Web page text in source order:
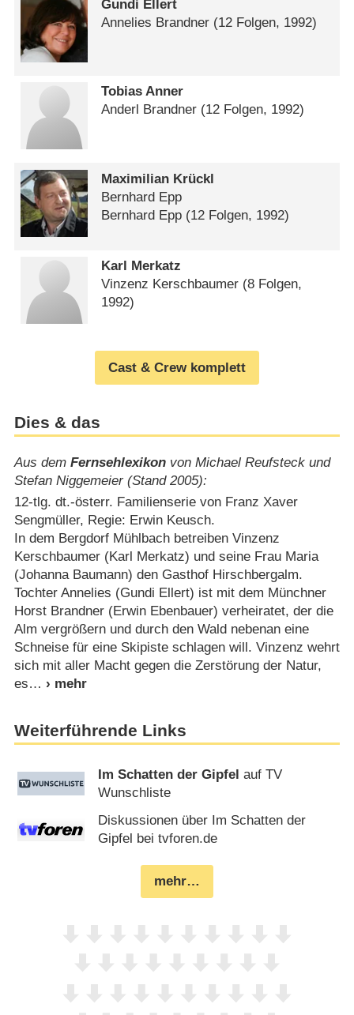
Gundi Ellert
Annelies Brandner (12 Folgen, 1992)
Tobias Anner
Anderl Brandner (12 Folgen, 1992)
Maximilian Krückl
Bernhard Epp
Bernhard Epp (12 Folgen, 1992)
Karl Merkatz
Vinzenz Kerschbaumer (8 Folgen,
1992)
Cast & Crew komplett
Dies & das
Aus dem Fernsehlexikonvon Michael Reufsteck und
Stefan Niggemeier (Stand 2005):
12-tlg. dt.-österr. Familienserie von Franz Xaver
Sengmüller, Regie: Erwin Keusch.
In dem Bergdorf Mühlbach betreiben Vinzenz
Kerschbaumer (Karl Merkatz) und seine Frau Maria
(Johanna Baumann) den Gasthof Hirschbergalm.
Tochter Annelies (Gundi Ellert) ist mit dem Münchner
Horst Brandner (Erwin Ebenbauer) verheiratet, der die
Alm vergrößern und durch den Wald nebenan eine
Schneise für eine Skipiste schlagen will. Vinzenz wehrt
sich mit aller Macht gegen die Zerstörung der Natur,
es
Weiterführende Links
Im Schatten der Gipfel auf TV
Wunschliste
Diskussionen über Im Schatten der
Gipfel bei tvforen.de
mehr…